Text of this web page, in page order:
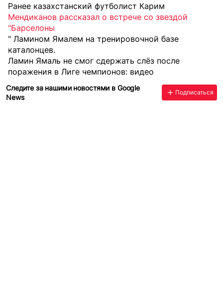
Ранее казахстанский футболист Карим
Мендиканов рассказал о встрече со звездой
"Барселоны
" Ламином Ямалем на тренировочной базе
каталонцев.
Ламин Ямаль не смог сдержать слёз после
поражения в Лиге чемпионов: видео
Следите за нашими новостями в Google
News
Подписаться